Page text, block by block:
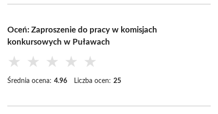
Oceń: Zaproszenie do pracy w komisjach
konkursowych w Puławach
★ ★ ★ ★ ★
Średnia ocena: 4.96 Liczba ocen: 25